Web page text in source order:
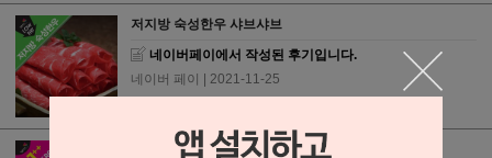
저지방 숙성한우 샤브샤브
네이버페이에서 작성된 후기입니다.
네이버 페이 | 2021-11-25
한우 오메가3 차돌박이 1++등급